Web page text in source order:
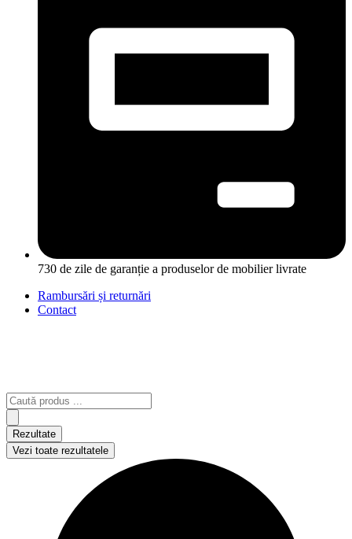
730 de zile de garanție a produselor de mobilier livrate
Rambursări și returnări
Contact
Search
...
Rezultate
Vezi toate rezultatele